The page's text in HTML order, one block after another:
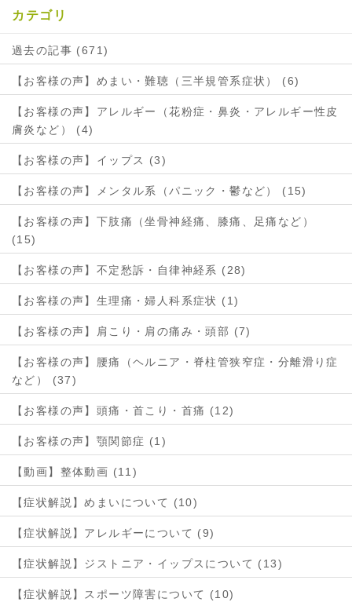
カテゴリ
過去の記事 (671)
【お客様の声】めまい・難聴（三半規管系症状） (6)
【お客様の声】アレルギー（花粉症・鼻炎・アレルギー性皮
膚炎など） (4)
【お客様の声】イップス (3)
【お客様の声】メンタル系（パニック・鬱など） (15)
【お客様の声】下肢痛（坐骨神経痛、膝痛、足痛など）
(15)
【お客様の声】不定愁訴・自律神経系 (28)
【お客様の声】生理痛・婦人科系症状 (1)
【お客様の声】肩こり・肩の痛み・頭部 (7)
【お客様の声】腰痛（ヘルニア・脊柱管狭窄症・分離滑り症
など） (37)
【お客様の声】頭痛・首こり・首痛 (12)
【お客様の声】顎関節症 (1)
【動画】整体動画 (11)
【症状解説】めまいについて (10)
【症状解説】アレルギーについて (9)
【症状解説】ジストニア・イップスについて (13)
【症状解説】スポーツ障害について (10)